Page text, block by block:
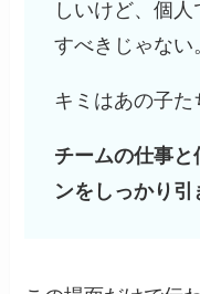
しいけど、個
すべきじゃない
キミはあの子た
チームの仕事
ンをしっかり引